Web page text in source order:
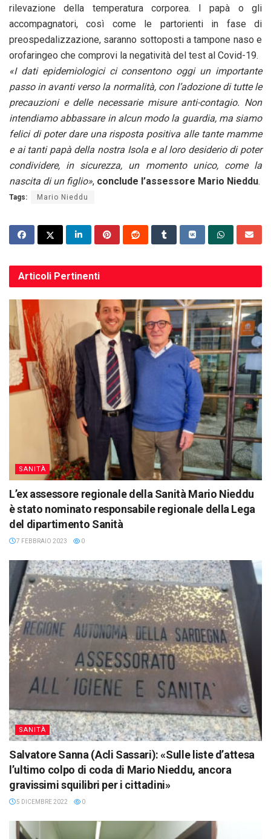
rilevazione della temperatura corporea. I papà o gli
accompagnatori, così come le partorienti in fase di
preospedalizzazione, saranno sottoposti a tampone naso e
orofaringeo che comprovi la negatività del test al Covid-19.
«I dati epidemiologici ci consentono oggi un importante
passo in avanti verso la normalità, con l’adozione di tutte le
precauzioni e delle necessarie misure anti-contagio. Non
intendiamo abbassare in alcun modo la guardia, ma siamo
felici di poter dare una risposta positiva alle tante mamme
e ai tanti papà della nostra Isola e al loro desiderio di poter
condividere, in sicurezza, un momento unico, come la
nascita di un figlio», conclude l’assessore Mario Nieddu.
Tags: Mario Nieddu
Articoli Pertinenti
SANITÀ
L’ex assessore regionale della Sanità Mario Nieddu
è stato nominato responsabile regionale della Lega
del dipartimento Sanità
7 FEBBRAIO 2023 0
SANITÀ
Salvatore Sanna (Acli Sassari): «Sulle liste d’attesa
l’ultimo colpo di coda di Mario Nieddu, ancora
gravissimi squilibri per i cittadini»
5 DICEMBRE 2022 0